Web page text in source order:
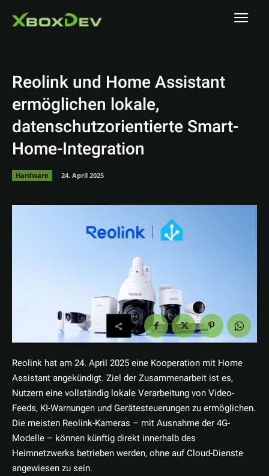
Reolink und Home Assistant
ermöglichen lokale,
datenschutzorientierte Smart-
Home-Integration
Hardware 24. April 2025
Reolink hat am 24. April 2025 eine Kooperation mit Home
Assistant angekündigt. Ziel der Zusammenarbeit ist es,
Nutzern eine vollständig lokale Verarbeitung von Video-
Feeds, KI-Warnungen und Gerätesteuerungen zu ermöglichen.
Die meisten Reolink-Kameras – mit Ausnahme der 4G-
Modelle – können künftig direkt innerhalb des
Heimnetzwerks betrieben werden, ohne auf Cloud-Dienste
angewiesen zu sein.